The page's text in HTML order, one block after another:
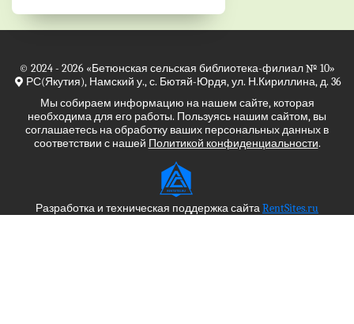
© 2024 - 2026 «Бетюнская сельская библиотека-филиал № 10»
РС(Якутия), Намский у., с. Бютяй-Юрдя, ул. Н.Кириллина, д. 36
Мы собираем информацию на нашем сайте, которая
необходима для его работы. Пользуясь нашим сайтом, вы
соглашаетесь на обработку ваших персональных данных в
соответствии с нашей Политикой конфиденциальности.
Разработка и техническая поддержка сайтаRentSites.ru